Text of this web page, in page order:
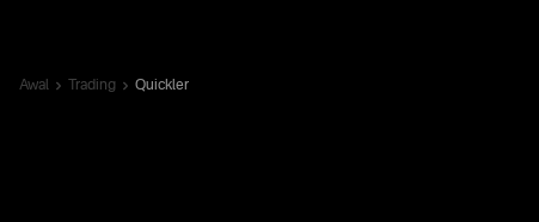
Awal Trading Quickler